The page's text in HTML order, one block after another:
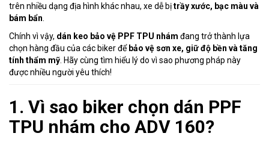
trên nhiều dạng địa hình khác nhau, xe dễ bịtrầy xước, bạc màu và
bám bẩn
Chính vì vậy, dán keo bảo vệ PPF TPU nhám đang trở thành lựa
chọn hàng đầu của các biker đểbảo vệ sơn xe, giữ độ bền và tăng
tính thẩm mỹ . Hãy cùng tìm hiểu lý do vì sao phương pháp này
được nhiều người yêu thích!
1. Vì sao biker chọn dán PPF
TPU nhám cho ADV 160?